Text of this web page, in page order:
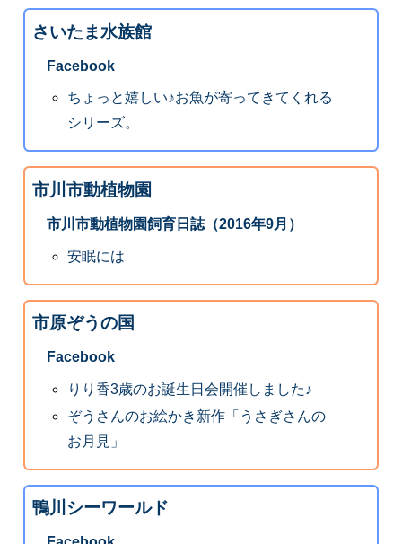
さいたま水族館
Facebook
ちょっと嬉しい♪お魚が寄ってきてくれる
シリーズ。
市川市動植物園
市川市動植物園飼育日誌（2016年9月）
安眠には
市原ぞうの国
Facebook
りり香3歳のお誕生日会開催しました♪
ぞうさんのお絵かき新作「うさぎさんの
お月見」
鴨川シーワールド